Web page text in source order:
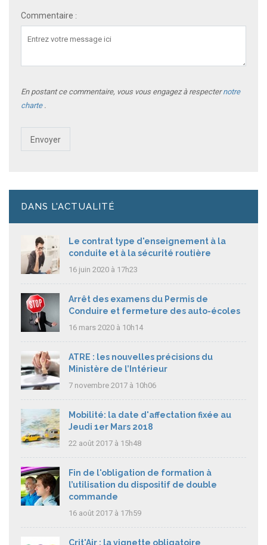
Commentaire :
En postant ce commentaire, vous vous engagez à respecternotre
charte .
DANS L'ACTUALITÉ
Le contrat type d'enseignement à la
conduite et à la sécurité routière
16 juin 2020 à 17h23
Arrêt des examens du Permis de
Conduire et fermeture des auto-écoles
16 mars 2020 à 10h14
ATRE : les nouvelles précisions du
Ministère de l’Intérieur
7 novembre 2017 à 10h06
Mobilité: la date d'affectation fixée au
Jeudi 1er Mars 2018
22 août 2017 à 15h48
Fin de l'obligation de formation à
l’utilisation du dispositif de double
commande
16 août 2017 à 17h59
Crit'Air : la vignette obligatoire